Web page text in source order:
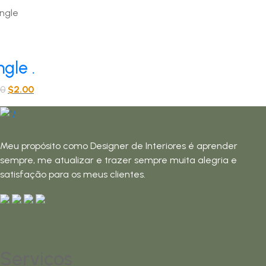
.
O
original
$3.00.
$2.00O
$2.00.
Meu propósito como Designer de Interiores é aprender
sempre, me atualizar e trazer sempre muita alegria e
satisfação para os meus clientes.